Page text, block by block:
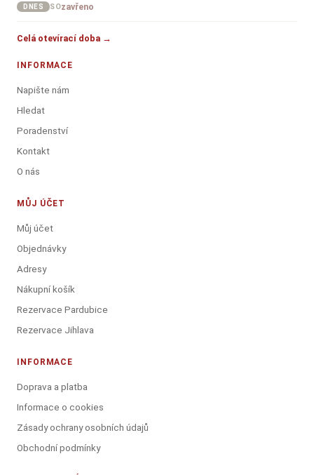
DNES SOzavřeno
Celá otevírací doba →
INFORMACE
Napište nám
Hledat
Poradenství
Kontakt
O nás
MŮJ ÚČET
Můj účet
Objednávky
Adresy
Nákupní košík
Rezervace Pardubice
Rezervace Jihlava
INFORMACE
Doprava a platba
Informace o cookies
Zásady ochrany osobních údajů
Obchodní podmínky